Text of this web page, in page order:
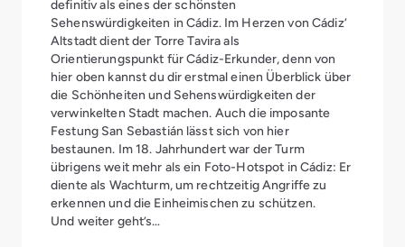
definitiv als eines der schönsten
Sehenswürdigkeiten in Cádiz. Im Herzen von Cádiz‘
Altstadt dient der Torre Tavira als
Orientierungspunkt für Cádiz-Erkunder, denn von
hier oben kannst du dir erstmal einen Überblick über
die Schönheiten und Sehenswürdigkeiten der
verwinkelten Stadt machen. Auch die imposante
Festung San Sebastián lässt sich von hier
bestaunen. Im 18. Jahrhundert war der Turm
übrigens weit mehr als ein Foto-Hotspot in Cádiz: Er
diente als Wachturm, um rechtzeitig Angriffe zu
erkennen und die Einheimischen zu schützen.
Und weiter geht’s…